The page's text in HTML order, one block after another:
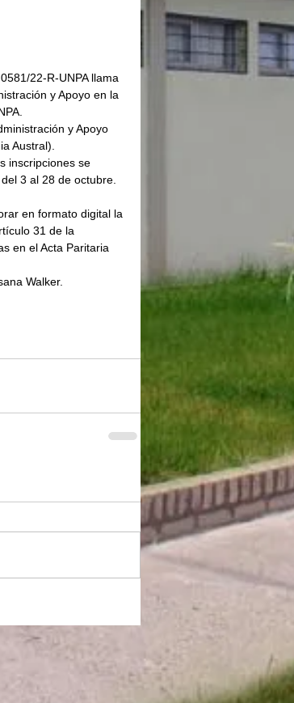
22-R-UNPA llama
y Apoyo en la
y Apoyo
Austral).
inscripciones se
3 al 28 de octubre.
en formato digital la
31 de la
en el Acta Paritaria
Walker.